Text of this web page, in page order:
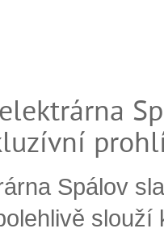
Spálov
slouží